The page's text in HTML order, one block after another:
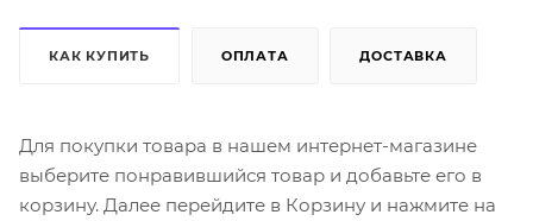
КАК КУПИТЬ ОПЛАТА ДОСТАВКА
Для покупки товара в нашем интернет-магазине
выберите понравившийся товар и добавьте его в
корзину. Далее перейдите в Корзину и нажмите на